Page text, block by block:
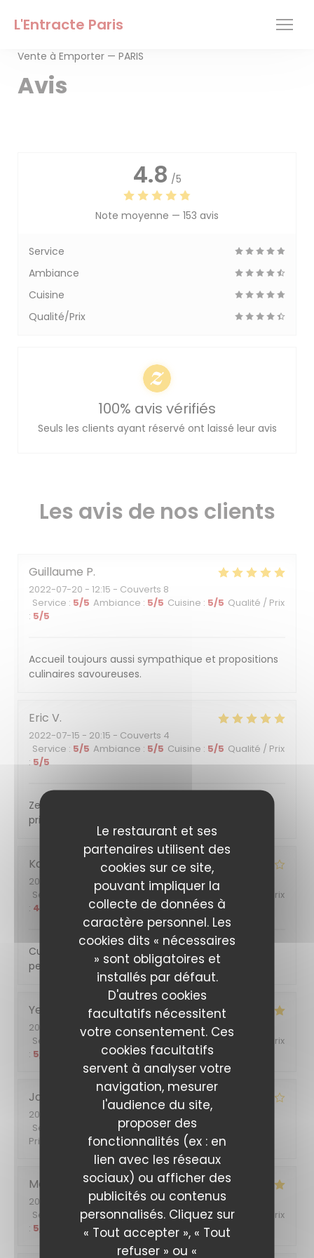
Le restaurant et ses
partenaires utilisent des
cookies sur ce site,
pouvant impliquer la
collecte de données à
caractère personnel. Les
cookies dits « nécessaires
» sont obligatoires et
installés par défaut.
D'autres cookies
facultatifs nécessitent
votre consentement. Ces
cookies facultatifs
servent à analyser votre
navigation, mesurer
l'audience du site,
proposer des
fonctionnalités (ex : en
lien avec les réseaux
sociaux) ou afficher des
publicités ou contenus
personnalisés. Cliquez sur
« Tout accepter », « Tout
refuser » ou «
L'Entracte Paris
Vente à Emporter — PARIS
Avis
Les avis de nos clients
Guillaume P
2022-07-20 - 12:15 - Couverts 8
Service : 5/5 Ambiance : 5/5 Cuisine : 5/5 Qualité / Prix
: 5/5
Accueil toujours aussi sympathique et propositions
culinaires savoureuses.
Eric V
2022-07-15 - 20:15 - Couverts 4
Service : 5/5 Ambiance : 5/5 Cuisine : 5/5 Qualité / Prix
: 5/5
Zeer goed restaurant met uitstekende bediening,
prijs ook prima te doen. Dikke aanrader
Katia
2022-07-15
- 12:30 - Couverts 2
Service
Ambiance: 5 /5 Cuisine : 5 /5
Qualité / Prix
: 4
Cuisine soignée, produits de saison, équipe aux
petits soins
Yetty
2022-06-28- 13:00 - Couverts 2
Service
/5 Ambiance: 5/5 Cuisine: /5 Qualité / Prix
: 5
Jacques
2022-06-24
Service
Ambiance: 4/5 Cuisine
Prix
Monique
2022-06-23
- 12:30 - Couverts 3
Service
/5 Ambiance :5/5 Cuisine: 5 /5 Qualité / Prix
: 5
4.8 /5
Note moyenne — 153 avis
Service
Ambiance
Cuisine
Qualité/Prix
100% avis vérifiés
Seuls les clients ayant réservé ont laissé leur avis
L'Entracte Paris